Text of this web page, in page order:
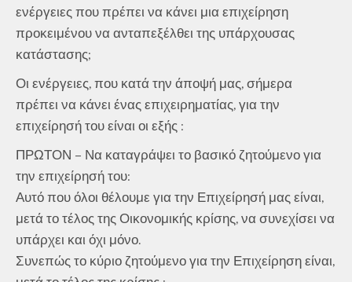
ενέργειες που πρέπει να κάνει μια επιχείρηση
προκειμένου να ανταπεξέλθει της υπάρχουσας
κατάστασης;
Οι ενέργειες, που κατά την άποψή μας, σήμερα
πρέπει να κάνει ένας επιχειρηματίας, για την
επιχείρησή του είναι οι εξής :
ΠΡΩΤΟΝ – Να καταγράψει το βασικό ζητούμενο για
την επιχείρησή του:
Αυτό που όλοι θέλουμε για την Επιχείρησή μας είναι,
μετά το τέλος της Οικονομικής κρίσης, να συνεχίσει να
υπάρχει και όχι μόνο.
Συνεπώς το κύριο ζητούμενο για την Επιχείρηση είναι,